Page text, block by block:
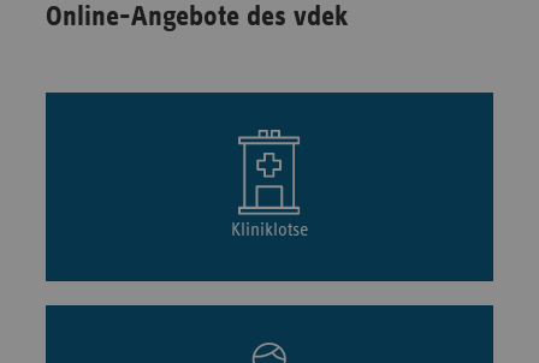
Online-Angebote des vdek
Kliniklotse